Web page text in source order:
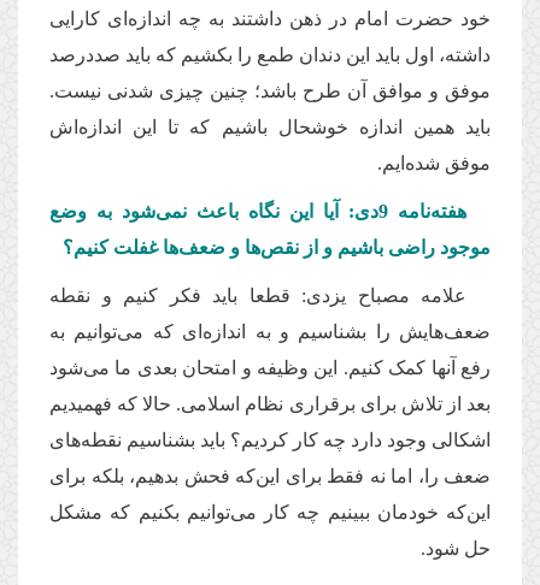
خود حضرت‌ امام در ذهن داشتند به چه‌ اندازه‌ای کارایی
داشته، اول باید این دندان طمع را بکشیم که باید صددرصد
موفق و موافق آن طرح باشد؛ چنین چیزی شدنی نیست.
باید همین‌ اندازه خوشحال باشیم که تا این‌ اندازه‌اش
موفق شده‌ایم.
هفته‌نامه 9دی: آیا این نگاه باعث نمی‌شود به وضع
موجود راضی باشیم و از نقص‌ها و ضعف‌ها غفلت کنیم؟
علامه مصباح یزدی: قطعا باید فکر کنیم و نقطه
ضعف‌هایش را بشناسیم و به‌ اندازه‌ای که می‌توانیم به
رفع آنها کمک کنیم. این وظیفه و‌ امتحان بعدی ما می‌شود
بعد از تلاش برای برقراری نظام اسلامی. حالا که فهمیدیم‌
اشکالی وجود دارد چه کار کردیم؟ باید بشناسیم نقطه‌های
ضعف را،‌ اما نه فقط برای این‌که فحش بدهیم، بلکه برای
این‌که خودمان ببینیم چه کار می‌توانیم بکنیم که مشکل
حل شود.